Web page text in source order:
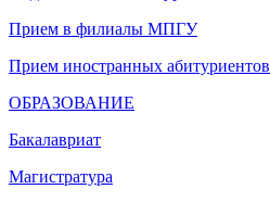
Прием в филиалы МПГУ
Прием иностранных абитуриентов
ОБРАЗОВАНИЕ
Бакалавриат
Магистратура